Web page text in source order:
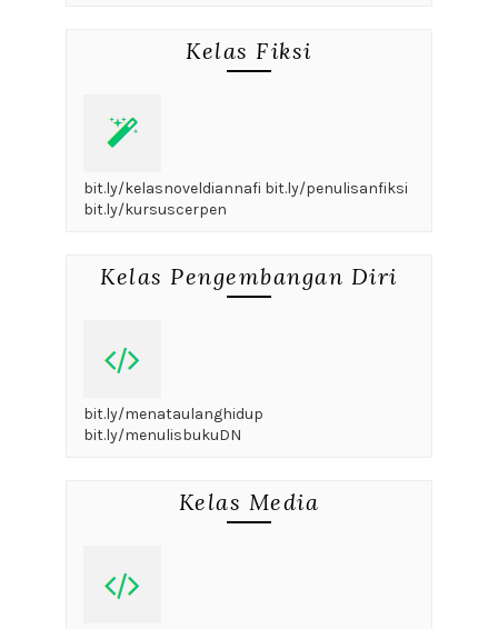
Kelas Fiksi
bit.ly/kelasnoveldiannafi bit.ly/penulisanfiksi
bit.ly/kursuscerpen
Kelas Pengembangan Diri
bit.ly/menataulanghidup
bit.ly/menulisbukuDN
Kelas Media